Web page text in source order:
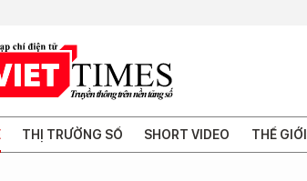
THỊ TRƯỜNG SỐ SHORT VIDEO THẾ GIỚI